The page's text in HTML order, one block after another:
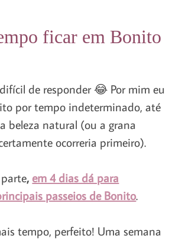
ficar em Bonito
de responder 😂 Por mim eu
por tempo indeterminado, até
beleza natural (ou a grana
ocorreria primeiro).
, em 4 dias dá para
passeios de Bonito.
tempo, perfeito! Uma semana